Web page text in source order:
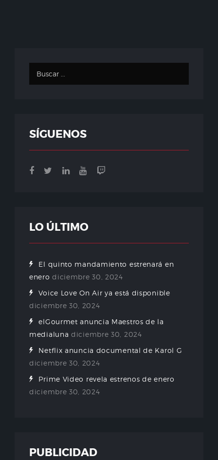
SÍGUENOS
LO ÚLTIMO
El quinto mandamiento estrenará en
enero diciembre 30, 2024
Voice Love On Air ya está disponible
diciembre 30, 2024
elGourmet anuncia Maestros de la
medialuna diciembre 30, 2024
Netflix anuncia documental de Karol G
diciembre 30, 2024
Prime Video revela estrenos de enero
diciembre 30, 2024
PUBLICIDAD